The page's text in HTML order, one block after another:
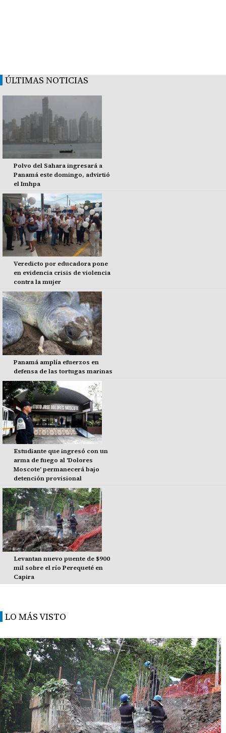
ÚLTIMAS NOTICIAS
Polvo del Sahara ingresará a
Panamá este domingo, advirtió
el Imhpa
Veredicto por educadora pone
en evidencia crisis de violencia
contra la mujer
Panamá amplía efuerzos en
defensa de las tortugas marinas
Estudiante que ingresó con un
arma de fuego al 'Dolores
Moscote' permanecerá bajo
detención provisional
Levantan nuevo puente de $900
mil sobre el río Perequeté en
Capira
LO MÁS VISTO